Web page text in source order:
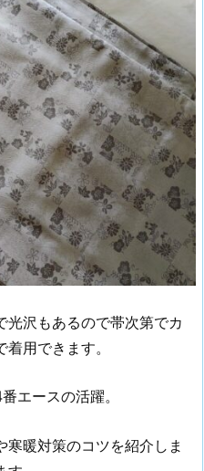
光沢もあるので帯次第でカ
用できます。
エースの活躍。
暖対策のコツを紹介しま